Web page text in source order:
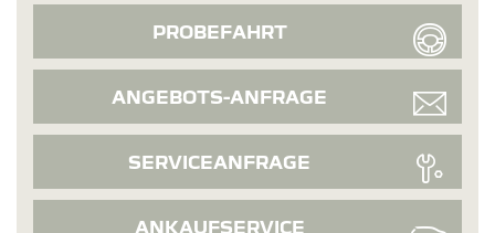
PROBEFAHRT
ANGEBOTS-ANFRAGE
SERVICEANFRAGE
ANKAUFSERVICE